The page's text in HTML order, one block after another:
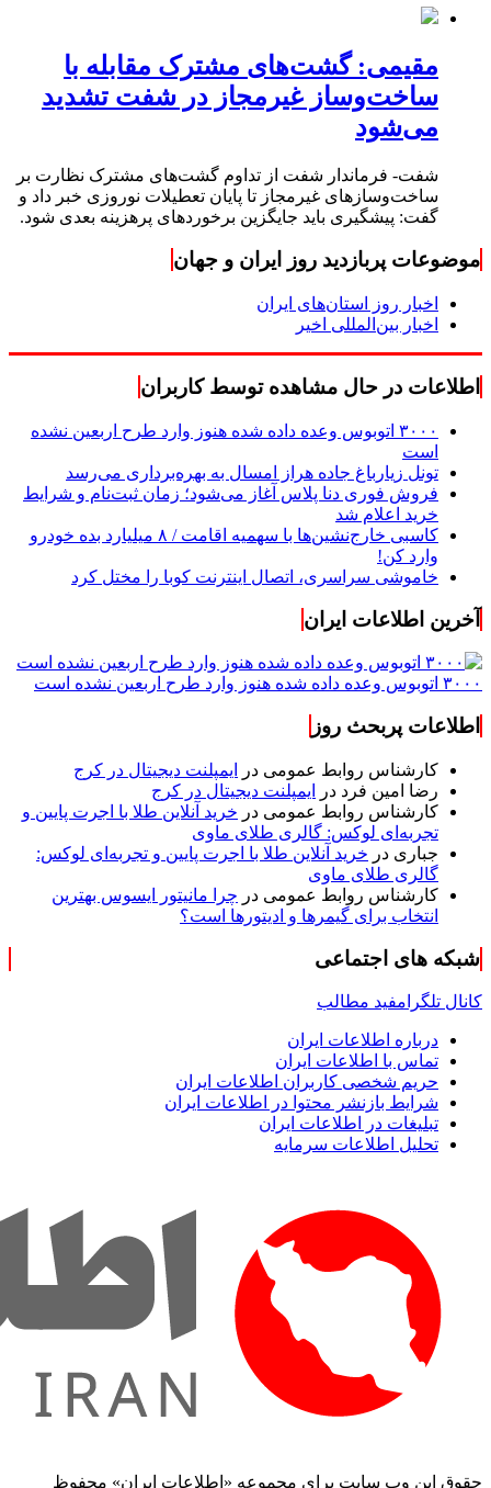
مقیمی: گشت‌های مشترک مقابله با
ساخت‌وساز غیرمجاز در شفت تشدید
می‌شود
شفت- فرماندار شفت از تداوم گشت‌های مشترک نظارت بر
ساخت‌وسازهای غیرمجاز تا پایان تعطیلات نوروزی خبر داد و
گفت: پیشگیری باید جایگزین برخوردهای پرهزینه بعدی شود.
موضوعات پربازدید روز ایران و جهان
اخبار روز استان‌های ایران
اخبار بین‌المللی اخیر
اطلاعات در حال مشاهده توسط کاربران
۳۰۰۰ اتوبوس وعده داده شده هنوز وارد طرح اربعین نشده
است
تونل زیارباغ جاده هراز امسال به بهره‌برداری می‌رسد
فروش فوری دنا پلاس آغاز می‌شود؛ زمان ثبت‌نام و شرایط
خرید اعلام شد
کاسبی خارج‌نشین‌ها با سهمیه اقامت / ۸ میلیارد بده خودرو
وارد کن!
خاموشی سراسری، اتصال اینترنت کوبا را مختل کرد
آخرین اطلاعات ایران
۳۰۰۰ اتوبوس وعده داده شده هنوز وارد طرح اربعین نشده است
اطلاعات پربحث روز
کارشناس روابط عمومی در
ایمپلنت دیجیتال در کرج
رضا امین فرد در
ایمپلنت دیجیتال در کرج
کارشناس روابط عمومی در خرید آنلاین طلا با اجرت پایین و
تجربه‌ای لوکس: گالری طلای ماوی
جباری در خرید آنلاین طلا با اجرت پایین و تجربه‌ای لوکس:
گالری طلای ماوی
کارشناس روابط عمومی در چرا مانیتور ایسوس بهترین
انتخاب برای گیمرها و ادیتورها است؟
شبکه های اجتماعی
کانال تلگرامفید مطالب
درباره اطلاعات ایران
تماس با اطلاعات ایران
حریم شخصی کاربران اطلاعات ایران
شرایط بازنشر محتوا در اطلاعات ایران
تبلیغات در اطلاعات ایران
تحلیل اطلاعات سرمایه
حقوق این وب سایت برای مجموعه «اطلاعات‌ ایران» محفوظ